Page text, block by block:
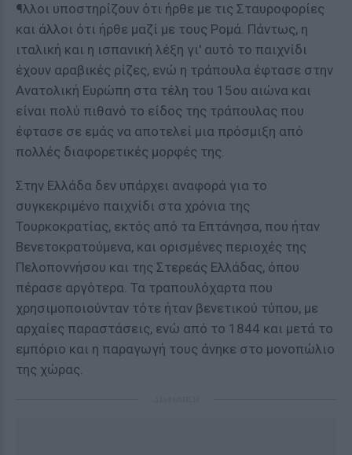
¶λλοι υποστηρίζουν ότι ήρθε με τις Σταυροφορίες
και άλλοι ότι ήρθε μαζί με τους Ρομά. Πάντως, η
ιταλική και η ισπανική λέξη γι' αυτό το παιχνίδι
έχουν αραβικές ρίζες, ενώ η τράπουλα έφτασε στην
Ανατολική Ευρώπη στα τέλη του 15ου αιώνα και
είναι πολύ πιθανό το είδος της τράπουλας που
έφτασε σε εμάς να αποτελεί μια πρόσμιξη από
πολλές διαφορετικές μορφές της.
Στην Ελλάδα δεν υπάρχει αναφορά για το
συγκεκριμένο παιχνίδι στα χρόνια της
Τουρκοκρατίας, εκτός από τα Επτάνησα, που ήταν
Βενετοκρατούμενα, και ορισμένες περιοχές της
Πελοποννήσου και της Στερεάς Ελλάδας, όπου
πέρασε αργότερα. Τα τραπουλόχαρτα που
χρησιμοποιούνταν τότε ήταν βενετικού τύπου, με
αρχαίες παραστάσεις, ενώ από το 1844 και μετά το
εμπόριο και η παραγωγή τους άνηκε στο μονοπώλιο
της χώρας.